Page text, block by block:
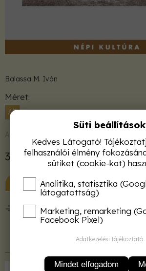
Balassa M. Iván
Méret
A5
Azonnal raktárról
3 600 Ft
KOSÁRBA
50 000 Ft felett ingyenes
Termékleírás
Süti beállítások
Kedves Látogató!
felhasználói élmény
sütiket (cookie-kat)
Analitika, statisztika
látogatottság)
Marketing, remarketing
Facebook Pixel)
Adatkezelési tájékoztató
Mindet elfogadom